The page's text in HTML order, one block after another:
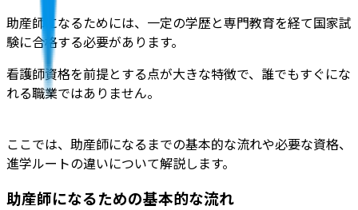
助産師になるためには、一定の学歴と専門教育を経て国家試
験に合格する必要があります。
看護師資格を前提とする点が大きな特徴で、誰でもすぐにな
れる職業ではありません。
ここでは、助産師になるまでの基本的な流れや必要な資格、
進学ルートの違いについて解説します。
助産師になるための基本的な流れ